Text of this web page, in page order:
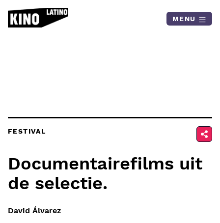
MENU
FESTIVAL
Documentairefilms uit
de selectie.
David Álvarez